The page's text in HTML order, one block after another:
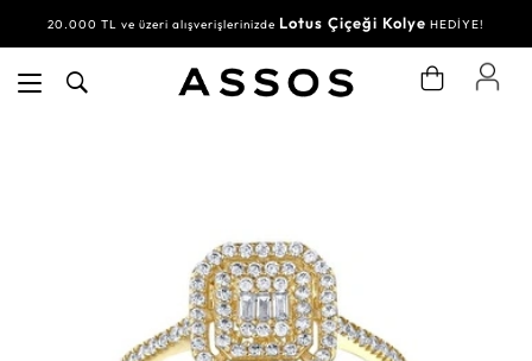
20.000 TL ve üzeri alışverişlerinizde Lotus Çiçeği Kolye HEDİYE!